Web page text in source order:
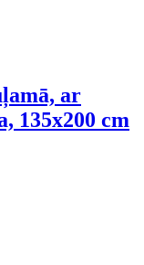
ar
135x200 cm